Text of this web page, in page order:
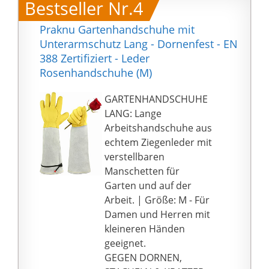
durchstechfeste
Handfläche bietet eine
weiche Polsterung an,
wo zusätzlicher Schutz
für empfindliche Haut
benötigt wird.
GÄRTNER: Die ISILILA
Handschuhe für
schwere Arbeiten im
Hof sind unerlässlich
für das Handhaben von
Rosendornen,
Kaktusdornen, Äste,
Reben, Giftefeu,
Sumach oder Eiche,
Stechpalmenbürsten,
Berberitzenbürsten
und die meisten
Schweinsleder und
Ziegenleder.
【Biegsam und
Bequem】Der
Daumenbereich ist
ergonomisch gestaltet
und das Greifen von
Gartenwerkzeugen ist
für Sie ein Kinderspiel.
Das Rindsleder ist
geschmeidig und
flexibel genug, um die
Fingerfertigkeit für
feinmotorische
Aufgaben wie das
Pflanzen von Samen
aufrechtzuerhalten.
【Kein Dorn Durch】Als
Bestseller Nr.4
Praknu Gartenhandschuhe mit
Unterarmschutz Lang - Dornenfest - EN
388 Zertifiziert - Leder
Rosenhandschuhe (M)
GARTENHANDSCHUHE
LANG: Lange
Arbeitshandschuhe aus
echtem Ziegenleder mit
verstellbaren
Manschetten für
Garten und auf der
Arbeit. | Größe: M - Für
Damen und Herren mit
kleineren Händen
geeignet.
GEGEN DORNEN,